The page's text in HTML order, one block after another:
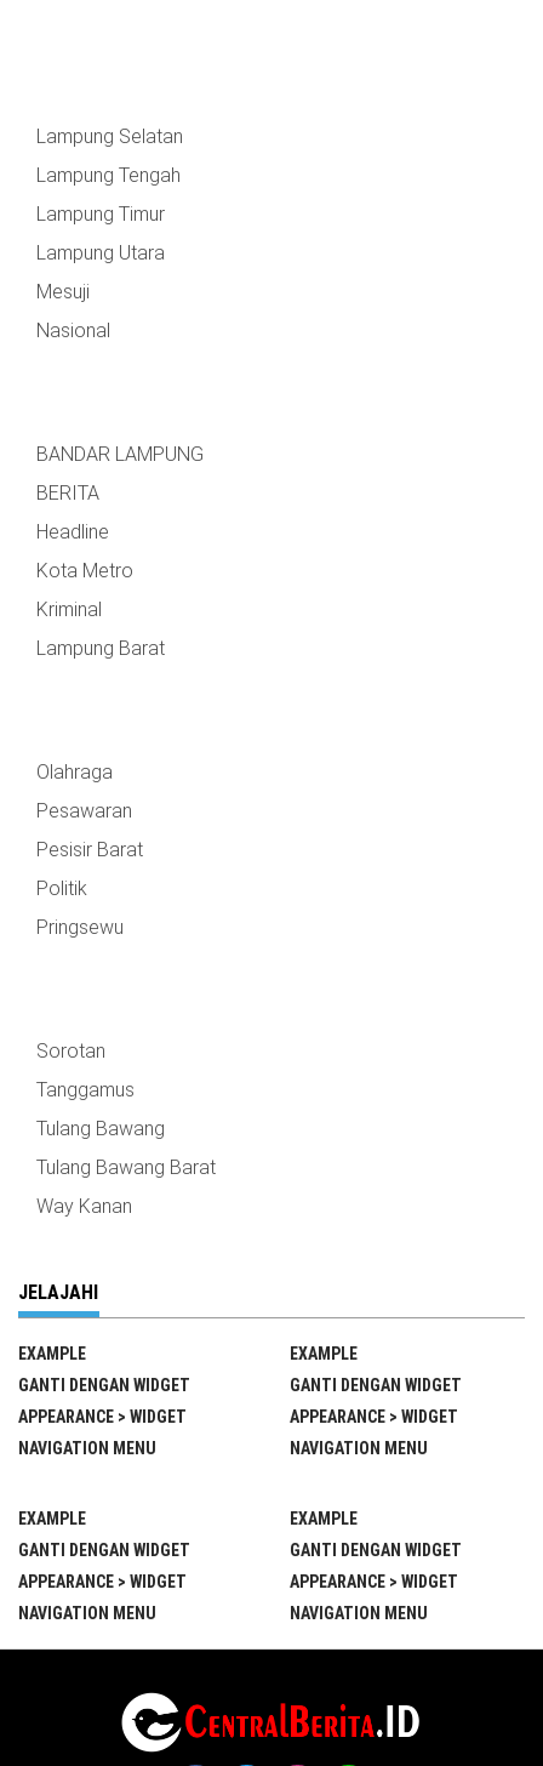
Lampung Selatan
Lampung Tengah
Lampung Timur
Lampung Utara
Mesuji
Nasional
BANDAR LAMPUNG
BERITA
Headline
Kota Metro
Kriminal
Lampung Barat
Olahraga
Pesawaran
Pesisir Barat
Politik
Pringsewu
Sorotan
Tanggamus
Tulang Bawang
Tulang Bawang Barat
Way Kanan
JELAJAHI
EXAMPLE
GANTI DENGAN WIDGET
APPEARANCE > WIDGET
NAVIGATION MENU
EXAMPLE
GANTI DENGAN WIDGET
APPEARANCE > WIDGET
NAVIGATION MENU
EXAMPLE
GANTI DENGAN WIDGET
APPEARANCE > WIDGET
NAVIGATION MENU
EXAMPLE
GANTI DENGAN WIDGET
APPEARANCE > WIDGET
NAVIGATION MENU